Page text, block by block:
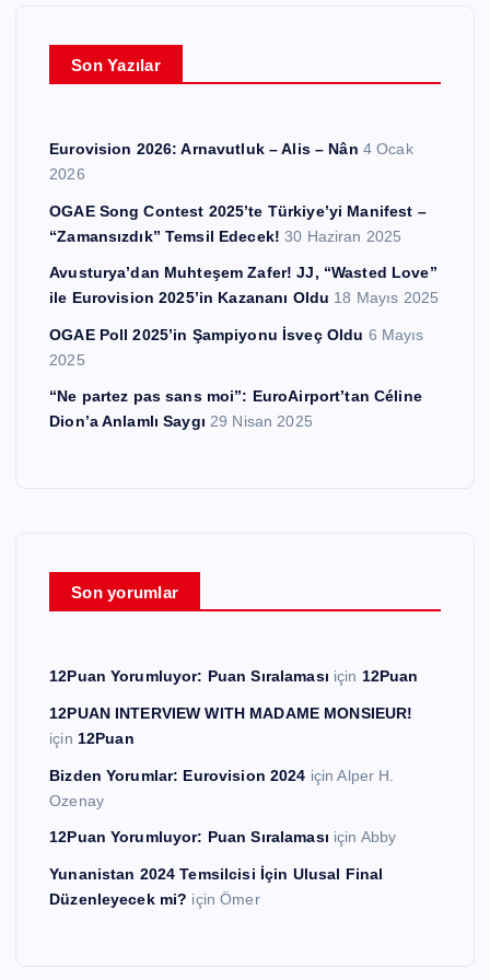
Son Yazılar
Eurovision 2026: Arnavutluk – Alis – Nân 4 Ocak
2026
OGAE Song Contest 2025’te Türkiye’yi Manifest –
“Zamansızdık” Temsil Edecek! 30 Haziran 2025
Avusturya’dan Muhteşem Zafer! JJ, “Wasted Love”
ile Eurovision 2025’in Kazananı Oldu 18 Mayıs 2025
OGAE Poll 2025’in Şampiyonu İsveç Oldu 6 Mayıs
2025
“Ne partez pas sans moi”: EuroAirport’tan Céline
Dion’a Anlamlı Saygı 29 Nisan 2025
Son yorumlar
12Puan Yorumluyor: Puan Sıralaması için 12Puan
12PUAN INTERVIEW WITH MADAME MONSIEUR!
için 12Puan
Bizden Yorumlar: Eurovision 2024 içinAlper H.
Ozenay
12Puan Yorumluyor: Puan Sıralaması için Abby
Yunanistan 2024 Temsilcisi İçin Ulusal Final
Düzenleyecek mi? içinÖmer